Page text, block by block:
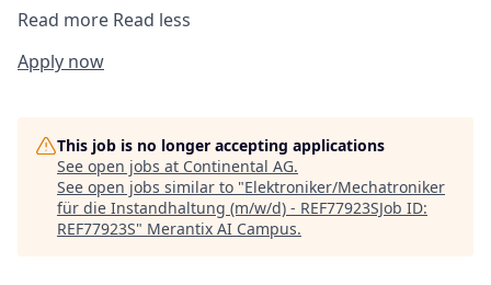
Read more Read less
Apply now
This job is no longer accepting applications
See open jobs at Continental AG.
See open jobs similar to "Elektroniker/Mechatroniker
für die Instandhaltung (m/w/d) - REF77923SJob ID:
REF77923S" Merantix AI Campus.